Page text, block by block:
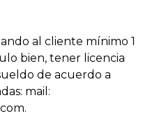
al cliente mínimo 1
bien, tener licencia
de acuerdo a
mail: